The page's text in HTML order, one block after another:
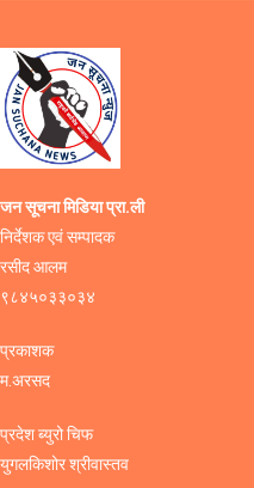
जन सूचना मिडिया प्रा.ली
निर्देशक एवं सम्पादक
रसीद आलम
९८४५०३३०३४
प्रकाशक
म.अरसद
प्रदेश ब्युरो चिफ
युगलकिशोर श्रीवास्तव